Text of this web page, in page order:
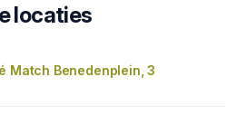
locaties
Match Benedenplein, 3